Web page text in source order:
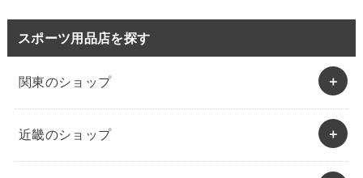
スポーツ用品店を探す
関東のショップ
近畿のショップ